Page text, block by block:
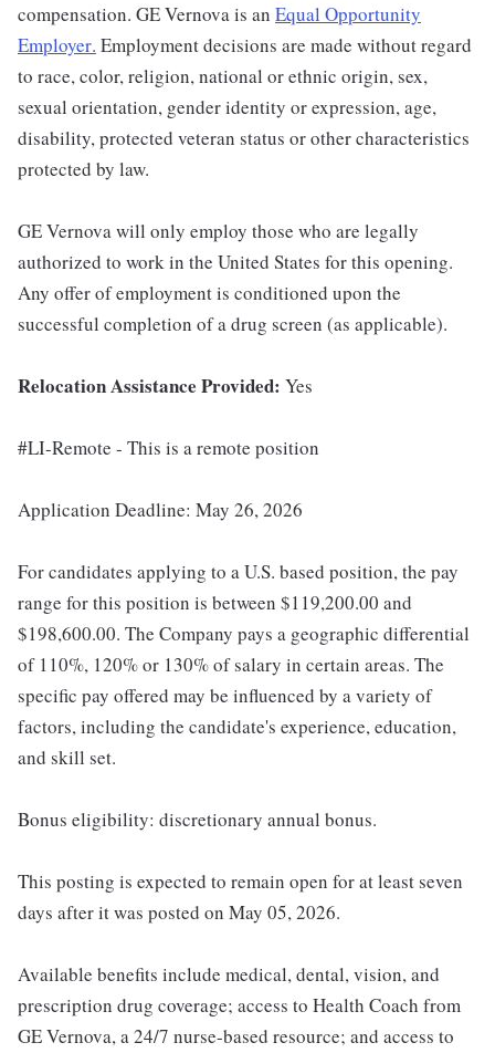
compensation. GE Vernova is an Equal Opportunity
Employer. Employment decisions are made without regard
to race, color, religion, national or ethnic origin, sex,
sexual orientation, gender identity or expression, age,
disability, protected veteran status or other characteristics
protected by law.
GE Vernova will only employ those who are legally
authorized to work in the United States for this opening.
Any offer of employment is conditioned upon the
successful completion of a drug screen (as applicable).
Relocation Assistance Provided: Yes
#LI-Remote - This is a remote position
Application Deadline: May 26, 2026
For candidates applying to a U.S. based position, the pay
range for this position is between $119,200.00 and
$198,600.00. The Company pays a geographic differential
of 110%, 120% or 130% of salary in certain areas. The
specific pay offered may be influenced by a variety of
factors, including the candidate's experience, education,
and skill set.
Bonus eligibility: discretionary annual bonus.
This posting is expected to remain open for at least seven
days after it was posted on May 05, 2026.
Available benefits include medical, dental, vision, and
prescription drug coverage; access to Health Coach from
GE Vernova, a 24/7 nurse-based resource; and access to